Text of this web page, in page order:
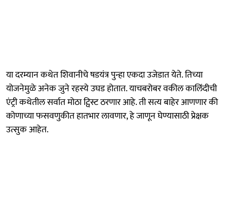
या दरम्यान कथेत शिवानीचे षडयंत्र पुन्हा एकदा उजेडात येते. तिच्या
योजनेमुळे अनेक जुने रहस्ये उघड होतात. याचबरोबर वकील कालिंदीची
एंट्री कथेतील सर्वात मोठा ट्विस्ट ठरणार आहे. ती सत्य बाहेर आणणार की
कोणाच्या फसवणुकीत हातभार लावणार, हे जाणून घेण्यासाठी प्रेक्षक
उत्सुक आहेत.